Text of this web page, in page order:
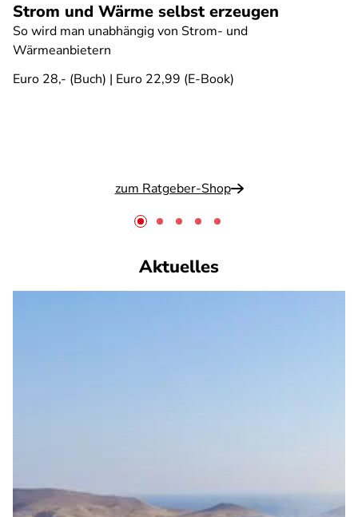
Strom und Wärme selbst erzeugen
So wird man unabhängig von Strom- und
Wärmeanbietern
Euro 28,- (Buch) | Euro 22,99 (E-Book)
zum Ratgeber-Shop
Aktuelles